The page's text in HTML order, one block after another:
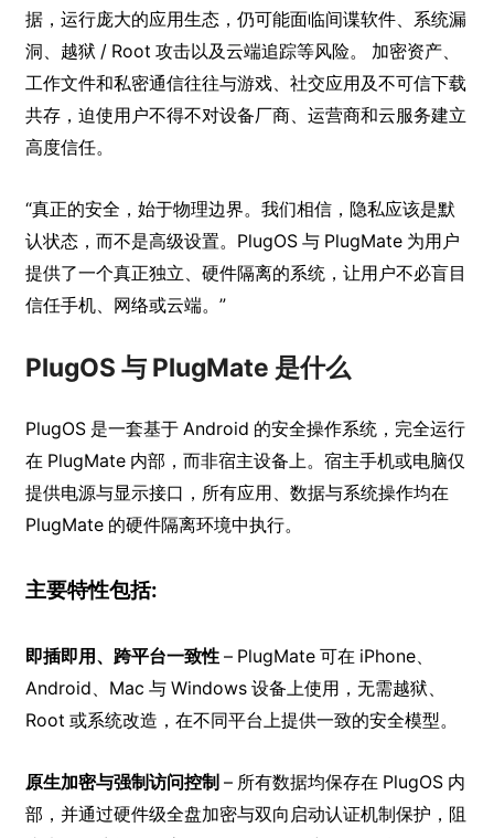
据，运行庞大的应用生态，仍可能面临间谍软件、系统漏
洞、越狱 / Root 攻击以及云端追踪等风险。 加密资产、
工作文件和私密通信往往与游戏、社交应用及不可信下载
共存，迫使用户不得不对设备厂商、运营商和云服务建立
高度信任。
“真正的安全，始于物理边界。我们相信，隐私应该是默
认状态，而不是高级设置。PlugOS 与 PlugMate 为用户
提供了一个真正独立、硬件隔离的系统，让用户不必盲目
信任手机、网络或云端。”
PlugOS 与 PlugMate 是什么
PlugOS 是一套基于 Android 的安全操作系统，完全运行
在 PlugMate 内部，而非宿主设备上。宿主手机或电脑仅
提供电源与显示接口，所有应用、数据与系统操作均在
PlugMate 的硬件隔离环境中执行。
主要特性包括:
即插即用、跨平台一致性– PlugMate 可在 iPhone、
Android、Mac 与 Windows 设备上使用，无需越狱、
Root 或系统改造，在不同平台上提供一致的安全模型。
原生加密与强制访问控制 – 所有数据均保存在 PlugOS 内
部，并通过硬件级全盘加密与双向启动认证机制保护，阻